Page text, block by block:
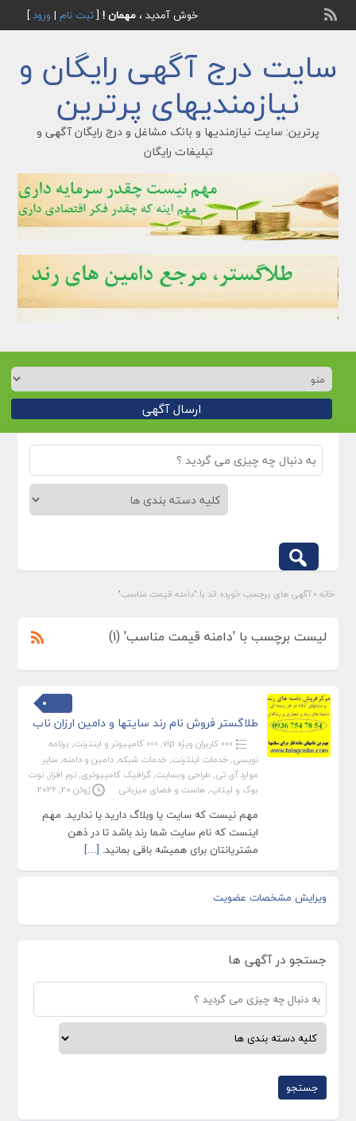
خوش آمدید ، مهمان ![ثبت نام | ورود]
سایت درج آگهی رایگان و
نیازمندیهای پرترین
پرترین: سایت نیازمندیها و بانک مشاغل و درج رایگان آگهی و
تبلیغات رایگان
ارسال آگهی
خانه » آگهی های برچسب خورده اند با "دامنه قیمت مناسب"
لیست برچسب با 'دامنه قیمت مناسب' (1)
طلاگستر فروش نام رند سایتها و دامین ارزان ناب
»»» کاربران ویژه vip , »»» کامپیوتر و اینترنت, برنامه
نویسی, خدمات اینترنت, خدمات شبکه, دامین و دامنه, سایر
موارد آی تی, طراحی وبسایت, گرافیک کامپیوتری, نرم افزار, نوت
بوک و لپتاپ, هاست و فضای میزبانی ژوئن 20, 2026
مهم نیست که سایت یا وبلاگ دارید یا ندارید. مهم
اینست که نام سایت شما رند باشد تا در ذهن
مشتریانتان برای همیشه باقی بمانید. […]
ویرایش مشخصات عضویت
جستجو در آگهی ها